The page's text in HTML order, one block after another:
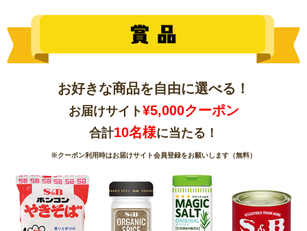
お好きな商品を自由に選べる！
お届けサイト¥5,000クーポン
合計10名様に当たる！
※クーポン利用時はお届けサイト会員登録をお願いします（無料）